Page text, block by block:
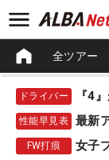
全ツアー
ドライバー
性能早見表 最新
FW打痕 女子